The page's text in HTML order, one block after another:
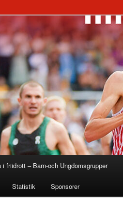
i friidrott – Barn-och Ungdomsgrupper
Statistik Sponsorer